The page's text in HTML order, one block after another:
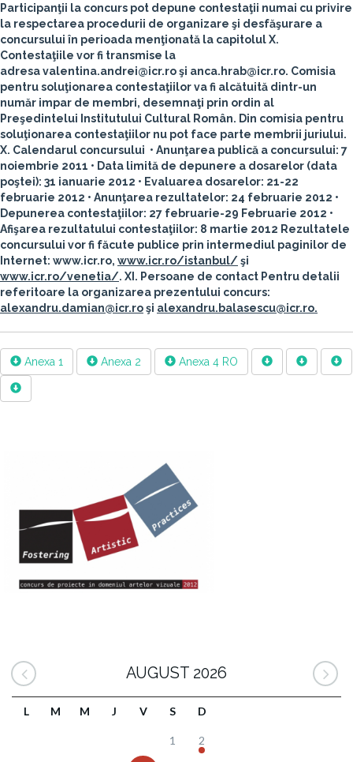
Participanţii la concurs pot depune contestaţii numai cu privire
la respectarea procedurii de organizare şi desfăşurare a
concursului în perioada menţionată la capitolul X.
Contestaţiile vor fi transmise la
adresa valentina.andrei@icr.ro şi anca.hrab@icr.ro. Comisia
pentru soluţionarea contestaţiilor va fi alcătuită dintr-un
număr impar de membri, desemnaţi prin ordin al
Preşedintelui Institutului Cultural Român. Din comisia pentru
soluţionarea contestaţiilor nu pot face parte membrii juriului.
X. Calendarul concursului • Anunţarea publică a concursului: 7
noiembrie 2011 • Data limită de depunere a dosarelor (data
poştei): 31 ianuarie 2012 • Evaluarea dosarelor: 21-22
februarie 2012 • Anunţarea rezultatelor: 24 februarie 2012 •
Depunerea contestaţiilor: 27 februarie-29 Februarie 2012 •
Afişarea rezultatului contestaţiilor: 8 martie 2012 Rezultatele
concursului vor fi făcute publice prin intermediul paginilor de
Internet: www.icr.ro, www.icr.ro/istanbul/şi
www.icr.ro/venetia/. XI. Persoane de contact Pentru detalii
referitoare la organizarea prezentului concurs:
alexandru.damian@icr.roşi alexandru.balasescu@icr.ro.
Anexa 1 Anexa 2 Anexa 4 RO
AUGUST 2026
L M M J V S D
1 2